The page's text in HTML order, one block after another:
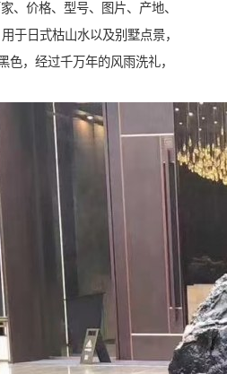
、价格、型号、图片、产地、
于日式枯山水以及别墅点景，
色，经过千万年的风雨洗礼，